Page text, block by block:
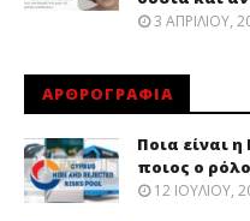
3 ΑΠΡΙΛΊΟΥ,
ΑΡΘΡΟΓΡΑΦΙΑ
Ποια είναι
ποιος ο
12 ΙΟΥΛΊΟΥ,